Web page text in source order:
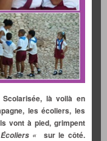
là voilà en
les écoliers, les
vont à pied, grimpent
«
sur le côté.